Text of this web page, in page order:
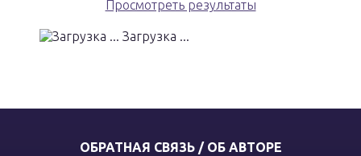
Просмотреть результаты
Загрузка ...
ОБРАТНАЯ СВЯЗЬ / ОБ АВТОРЕ